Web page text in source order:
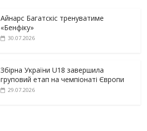
Айнарс Багатскіс тренуватиме
«Бенфіку»
30.07.2026
Збірна України U18 завершила
груповий етап на чемпіонаті Європи
29.07.2026